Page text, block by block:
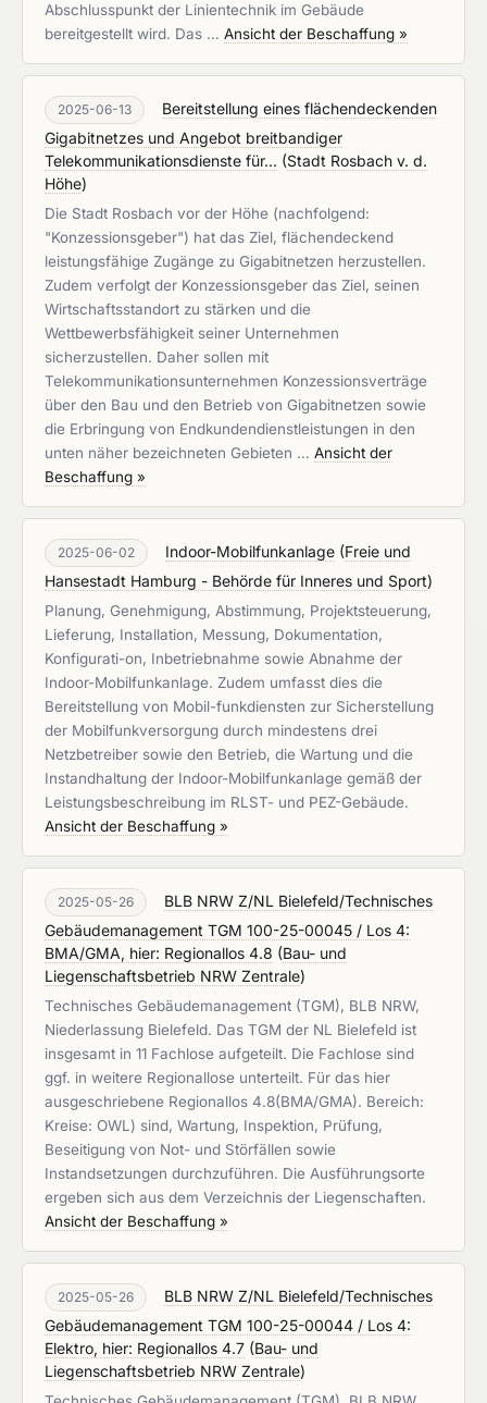
Abschlusspunkt der Linientechnik im Gebäude
bereitgestellt wird. Das … Ansicht der Beschaffung »
2025-06-13
Bereitstellung eines flächendeckenden
Gigabitnetzes und Angebot breitbandiger
Telekommunikationsdienste für... (Stadt Rosbach v. d.
Höhe)
Die Stadt Rosbach vor der Höhe (nachfolgend:
"Konzessionsgeber") hat das Ziel, flächendeckend
leistungsfähige Zugänge zu Gigabitnetzen herzustellen.
Zudem verfolgt der Konzessionsgeber das Ziel, seinen
Wirtschaftsstandort zu stärken und die
Wettbewerbsfähigkeit seiner Unternehmen
sicherzustellen. Daher sollen mit
Telekommunikationsunternehmen Konzessionsverträge
über den Bau und den Betrieb von Gigabitnetzen sowie
die Erbringung von Endkundendienstleistungen in den
unten näher bezeichneten Gebieten … Ansicht der
Beschaffung »
2025-06-02 Indoor-Mobilfunkanlage (Freie und
Hansestadt Hamburg - Behörde für Inneres und Sport)
Planung, Genehmigung, Abstimmung, Projektsteuerung,
Lieferung, Installation, Messung, Dokumentation,
Konfigurati-on, Inbetriebnahme sowie Abnahme der
Indoor-Mobilfunkanlage. Zudem umfasst dies die
Bereitstellung von Mobil-funkdiensten zur Sicherstellung
der Mobilfunkversorgung durch mindestens drei
Netzbetreiber sowie den Betrieb, die Wartung und die
Instandhaltung der Indoor-Mobilfunkanlage gemäß der
Leistungsbeschreibung im RLST- und PEZ-Gebäude.
Ansicht der Beschaffung »
2025-05-26
BLB NRW Z/NL Bielefeld/Technisches
Gebäudemanagement TGM 100-25-00045 / Los 4:
BMA/GMA, hier: Regionallos 4.8 (Bau- und
Liegenschaftsbetrieb NRW Zentrale)
Technisches Gebäudemanagement (TGM), BLB NRW,
Niederlassung Bielefeld. Das TGM der NL Bielefeld ist
insgesamt in 11 Fachlose aufgeteilt. Die Fachlose sind
ggf. in weitere Regionallose unterteilt. Für das hier
ausgeschriebene Regionallos 4.8(BMA/GMA). Bereich:
Kreise: OWL) sind, Wartung, Inspektion, Prüfung,
Beseitigung von Not- und Störfällen sowie
Instandsetzungen durchzuführen. Die Ausführungsorte
ergeben sich aus dem Verzeichnis der Liegenschaften.
Ansicht der Beschaffung »
2025-05-26
BLB NRW Z/NL Bielefeld/Technisches
Gebäudemanagement TGM 100-25-00044 / Los 4:
Elektro, hier: Regionallos 4.7 (Bau- und
Liegenschaftsbetrieb NRW Zentrale)